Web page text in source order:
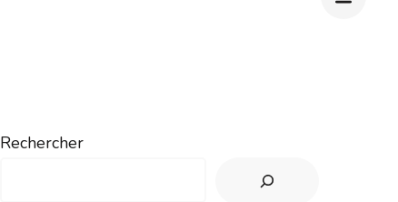
Rechercher